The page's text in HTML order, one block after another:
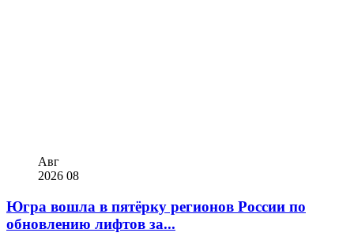
Авг
2026 08
Югра вошла в пятёрку регионов России по
обновлению лифтов за...